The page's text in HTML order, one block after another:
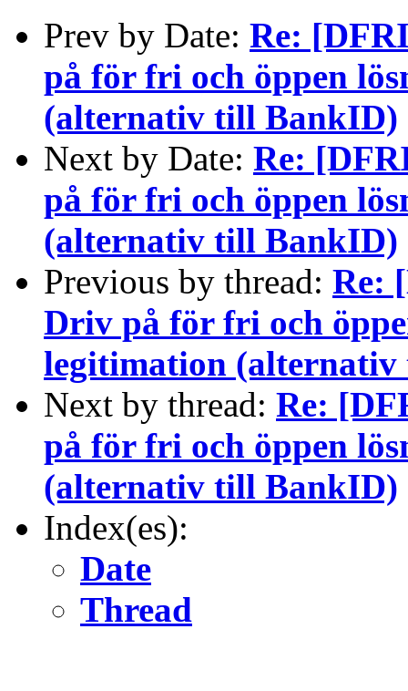
Prev by Date: Re:
på för fri och öppen
(alternativ till BankID)
Next by Date: Re:
på för fri och öppen
(alternativ till BankID)
Previous by thread: Re:
Driv på för fri och
legitimation
Next by thread: Re:
på för fri och öppen
(alternativ till BankID)
Index(es):
Date
Thread